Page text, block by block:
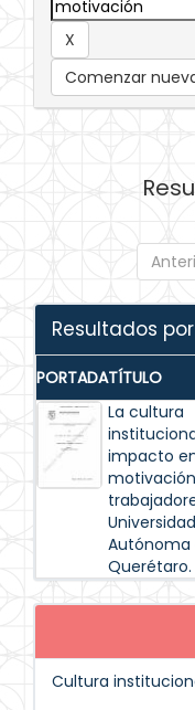
Comenzar
Resultados
PORTADATÍTULO
La cultura
impacto
Universidad
Autónoma
Querétaro.
Cultura